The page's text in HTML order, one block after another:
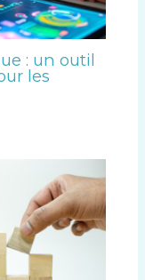
: un outil
les